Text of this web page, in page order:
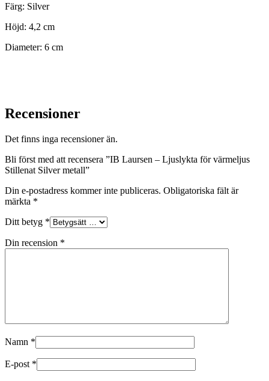
Färg: Silver
Höjd: 4,2 cm
Diameter: 6 cm
Recensioner
Det finns inga recensioner än.
Bli först med att recensera ”IB Laursen – Ljuslykta för värmeljus
Stillenat Silver metall”
Din e-postadress kommer inte publiceras. Obligatoriska fält är
märkta *
Ditt betyg *
Din recension *
Namn *
E-post *